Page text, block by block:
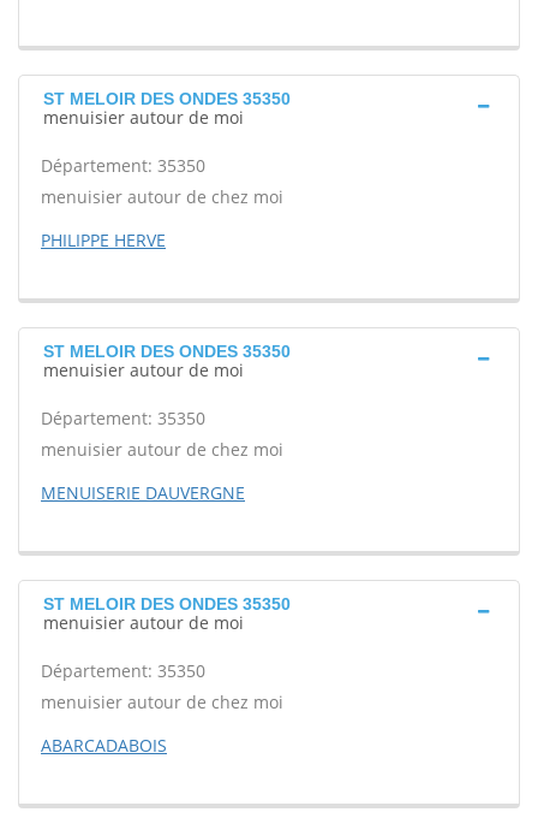
ST MELOIR DES ONDES 35350
menuisier autour de moi
Département: 35350
menuisier autour de chez moi
PHILIPPE HERVE
ST MELOIR DES ONDES 35350
menuisier autour de moi
Département: 35350
menuisier autour de chez moi
MENUISERIE DAUVERGNE
ST MELOIR DES ONDES 35350
menuisier autour de moi
Département: 35350
menuisier autour de chez moi
ABARCADABOIS